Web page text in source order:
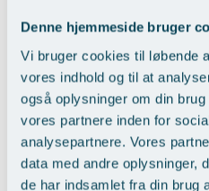
Denne hjemmeside bruger
Vi bruger cookies til løbende
vores indhold og til at
også oplysninger om din
vores partnere inden for
analysepartnere. Vores
data med andre oplysninger,
de har indsamlet fra din brug
Nedre ansigtsløft med